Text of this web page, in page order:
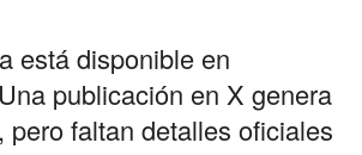
está disponible en
publicación en X genera
pero faltan detalles oficiales